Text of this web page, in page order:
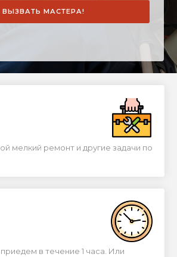
мелкий ремонт и другие задачи по
в течение 1 часа. Или